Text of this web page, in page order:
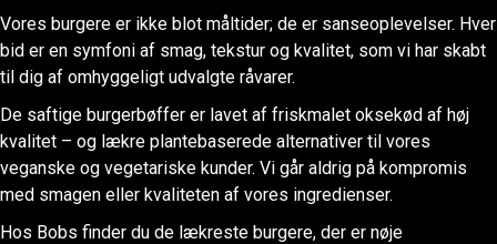
Vores burgere er ikke blot måltider; de er sanseoplevelser. Hver
bid er en symfoni af smag, tekstur og kvalitet, som vi har skabt
til dig af omhyggeligt udvalgte råvarer.
De saftige burgerbøffer er lavet af friskmalet oksekød af høj
kvalitet – og lækre plantebaserede alternativer til vores
veganske og vegetariske kunder. Vi går aldrig på kompromis
med smagen eller kvaliteten af vores ingredienser.
Hos Bobs finder du de lækreste burgere, der er nøje